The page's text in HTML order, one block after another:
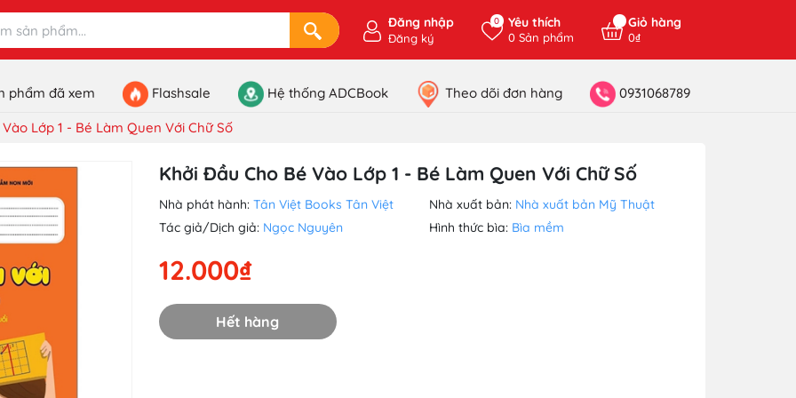
Đăng nhập
Đăng ký
0 Yêu thích
0Sản phẩm
Giỏ hàng
0₫
phẩm đã xem Flashsale Hệ thống ADCBook Theo dõi đơn hàng 0931068789
Lớp 1 - Bé Làm Quen Với Chữ Số
Khởi Đầu Cho Bé Vào Lớp 1 - Bé Làm Quen Với Chữ Số
Nhà phát hành: Tân Việt Books Tân Việt Nhà xuất bản: Nhà xuất bản Mỹ Thuật
Tác giả/Dịch giả: Ngọc Nguyên Hình thức bìa: Bìa mềm
12.000₫
Hết hàng